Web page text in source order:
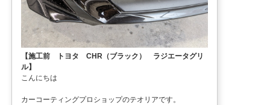
【施工前 トヨタ CHR（ブラック） ラジエータグリ
ル】
こんにちは
カーコーティングプロショップのテオリアです。